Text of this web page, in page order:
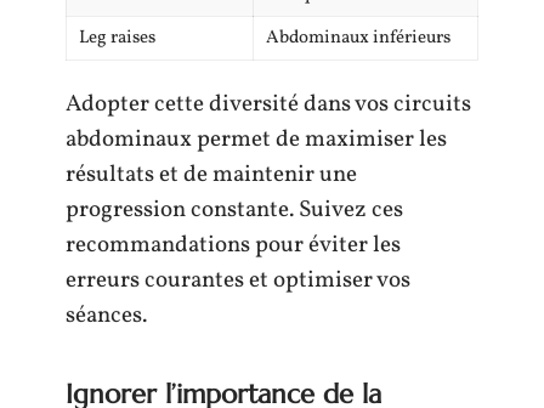
Leg raises
Abdominaux inférieurs
Adopter cette diversité dans vos circuits
abdominaux permet de maximiser les
résultats et de maintenir une
progression constante. Suivez ces
recommandations pour éviter les
erreurs courantes et optimiser vos
séances.
Ignorer l’importance de la